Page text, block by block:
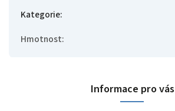
Kategorie:
Hmotnost:
Informace pro vás